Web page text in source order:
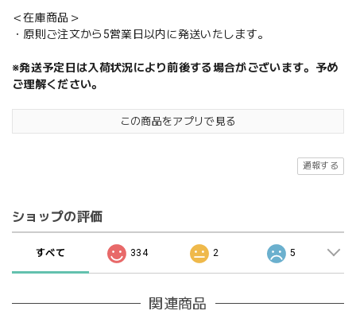
＜在庫商品＞
・原則ご注文から5営業日以内に発送いたします。
※発送予定日は入荷状況により前後する場合がございます。予め
ご理解ください。
この商品をアプリで見る
通報する
ショップの評価
すべて 334 2 5
関連商品